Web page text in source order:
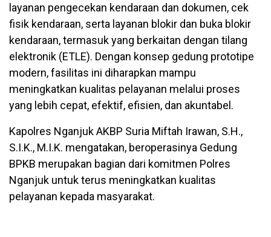
layanan pengecekan kendaraan dan dokumen, cek
fisik kendaraan, serta layanan blokir dan buka blokir
kendaraan, termasuk yang berkaitan dengan tilang
elektronik (ETLE). Dengan konsep gedung prototipe
modern, fasilitas ini diharapkan mampu
meningkatkan kualitas pelayanan melalui proses
yang lebih cepat, efektif, efisien, dan akuntabel.
Kapolres Nganjuk AKBP Suria Miftah Irawan, S.H.,
S.I.K., M.I.K. mengatakan, beroperasinya Gedung
BPKB merupakan bagian dari komitmen Polres
Nganjuk untuk terus meningkatkan kualitas
pelayanan kepada masyarakat.